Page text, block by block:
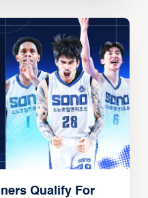
Qualify For